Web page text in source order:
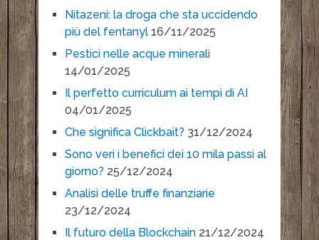
Nitazeni: la droga che sta uccidendo
più del fentanyl 16/11/2025
Pestici nelle acque minerali
14/01/2025
Il perfetto curriculum ai tempi di AI
04/01/2025
Che significa Clickbait? 31/12/2024
Sono veri i benefici dei 10 mila passi al
giorno? 25/12/2024
Analisi delle truffe finanziarie
23/12/2024
Il futuro della Blockchain 21/12/2024